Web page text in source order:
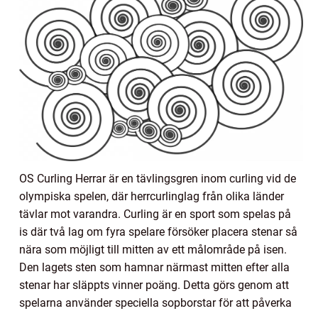
OS Curling Herrar är en tävlingsgren inom curling vid de
olympiska spelen, där herrcurlinglag från olika länder
tävlar mot varandra. Curling är en sport som spelas på
is där två lag om fyra spelare försöker placera stenar så
nära som möjligt till mitten av ett målområde på isen.
Den lagets sten som hamnar närmast mitten efter alla
stenar har släppts vinner poäng. Detta görs genom att
spelarna använder speciella sopborstar för att påverka